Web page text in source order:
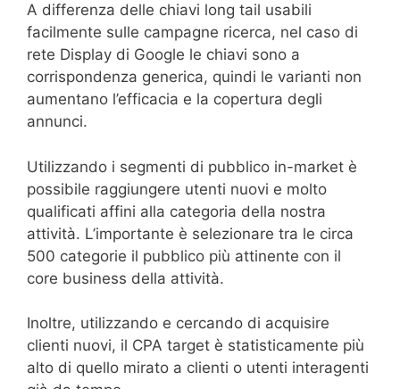
A differenza delle chiavi long tail usabili
facilmente sulle campagne ricerca, nel caso di
rete Display di Google le chiavi sono a
corrispondenza generica, quindi le varianti non
aumentano l’efficacia e la copertura degli
annunci.
Utilizzando i segmenti di pubblico in-market è
possibile raggiungere utenti nuovi e molto
qualificati affini alla categoria della nostra
attività. L’importante è selezionare tra le circa
500 categorie il pubblico più attinente con il
core business della attività.
Inoltre, utilizzando e cercando di acquisire
clienti nuovi, il CPA target è statisticamente più
alto di quello mirato a clienti o utenti interagenti